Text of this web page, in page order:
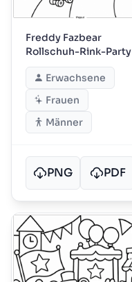
Freddy Fazbear
Rollschuh-Rink-Party
Erwachsene
Frauen
Männer
PNG PDF